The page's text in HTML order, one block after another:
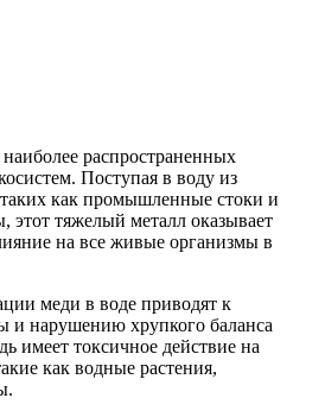
распространенных
Поступая в воду из
как промышленные стоки и
этот тяжелый металл оказывает
на все живые организмы в
меди в воде приводят к
и нарушению хрупкого баланса
имеет токсичное действие на
как водные растения,